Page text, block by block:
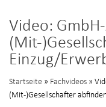
Video:
(Mit-
Einzug/
Startseite » Fachvideos »
(Mit-)Gesellschafter